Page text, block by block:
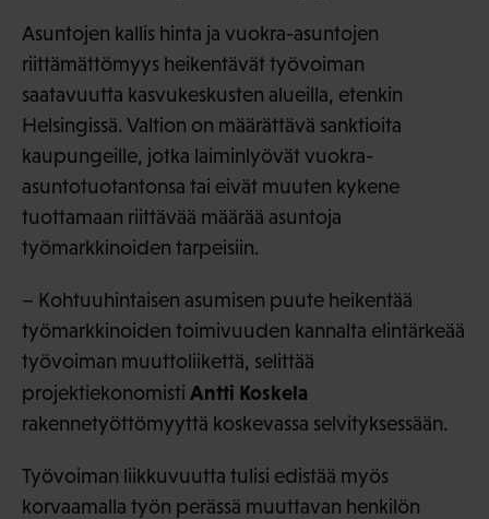
Asuntojen kallis hinta ja vuokra-asuntojen
riittämättömyys heikentävät työvoiman
saatavuutta kasvukeskusten alueilla, etenkin
Helsingissä. Valtion on määrättävä sanktioita
kaupungeille, jotka laiminlyövät vuokra-
asuntotuotantonsa tai eivät muuten kykene
tuottamaan riittävää määrää asuntoja
työmarkkinoiden tarpeisiin.
– Kohtuuhintaisen asumisen puute heikentää
työmarkkinoiden toimivuuden kannalta elintärkeää
työvoiman muuttoliikettä, selittää
projektiekonomisti Antti Koskela
rakennetyöttömyyttä koskevassa selvityksessään.
Työvoiman liikkuvuutta tulisi edistää myös
korvaamalla työn perässä muuttavan henkilön